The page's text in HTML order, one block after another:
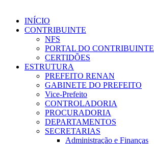
INÍCIO
CONTRIBUINTE
NFS
PORTAL DO CONTRIBUINTE
CERTIDÕES
ESTRUTURA
PREFEITO RENAN
GABINETE DO PREFEITO
Vice-Prefeito
CONTROLADORIA
PROCURADORIA
DEPARTAMENTOS
SECRETARIAS
Administração e Finanças